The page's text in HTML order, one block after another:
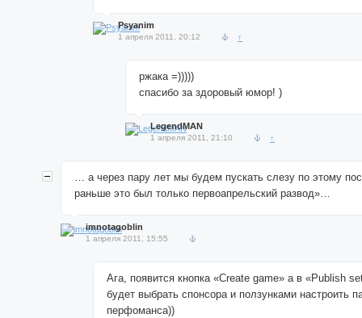
Psyanim
1 апреля 2011, 20:12 ↑
ржака =)))))
спасибо за здоровый юмор! )
LegendMAN
1 апреля 2011, 21:10 ↑
… а через пару лет мы будем пускать слезу по этому
раньше это был только первоапрельский развод»…
imnotagoblin
1 апреля 2011, 15:55
Ага, появится кнопка «Create game» а в «Publish
будет выбрать спонсора и ползунками настроить
перфоманса))